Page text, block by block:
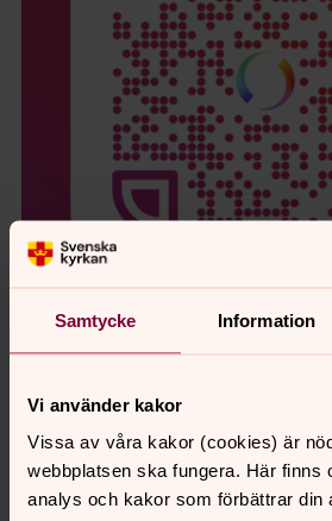
Samtycke Information
Vi använder kakor
Vissa av våra kakor (cookies) är
webbplatsen ska fungera. Här finns
analys och kakor som förbättrar din
Swisha din gåva till Svenska kyrkan i
diakonala arbete och ta hand om
123 475 95 02 (i Swish-appen står
mottagare)